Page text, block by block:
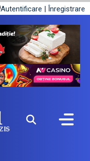
Autentificare | Înregistrare